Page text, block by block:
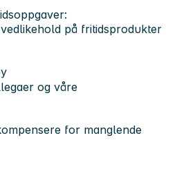
på fritidsprodukter
og våre
for manglende